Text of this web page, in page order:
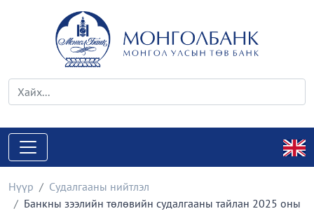
Нүүр
Судалгааны нийтлэл
Банкны зээлийн төлөвийн судалгааны тайлан 2025 оны